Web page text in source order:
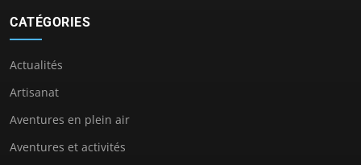
CATÉGORIES
Actualités
Artisanat
Aventures en plein air
Aventures et activités